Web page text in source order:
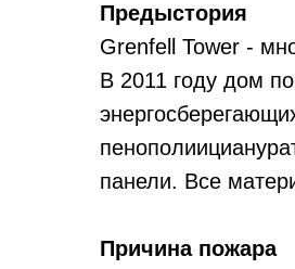
Предыстория
Grenfell Tower -
В 2011 году дом
панели. Все
Причина пожара